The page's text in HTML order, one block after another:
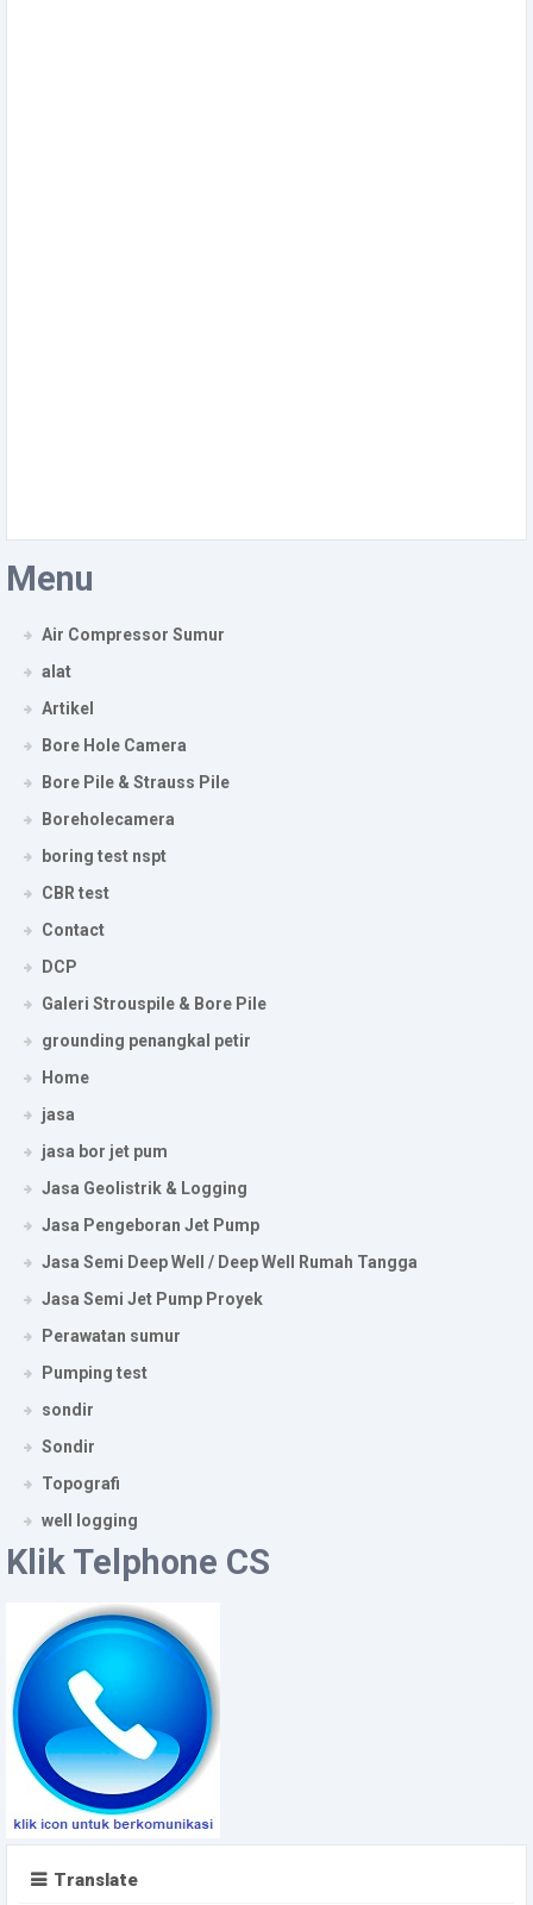
Menu
Air Compressor Sumur
alat
Artikel
Bore Hole Camera
Bore Pile & Strauss Pile
Boreholecamera
boring test nspt
CBR test
Contact
DCP
Galeri Strouspile & Bore Pile
grounding penangkal petir
Home
jasa
jasa bor jet pum
Jasa Geolistrik & Logging
Jasa Pengeboran Jet Pump
Jasa Semi Deep Well / Deep Well Rumah Tangga
Jasa Semi Jet Pump Proyek
Perawatan sumur
Pumping test
sondir
Sondir
Topografi
well logging
Klik Telphone CS
Translate